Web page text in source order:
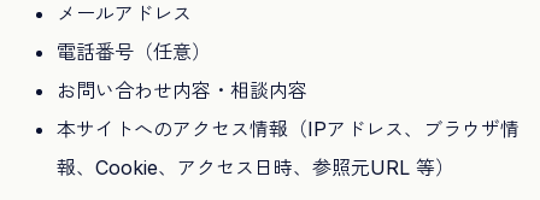
メールアドレス
電話番号（任意）
お問い合わせ内容・相談内容
本サイトへのアクセス情報（IPアドレス、ブラウザ情
報、Cookie、アクセス日時、参照元URL 等）